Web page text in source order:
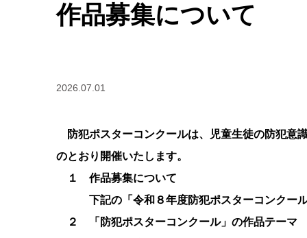
作品募集について
2026.07.01
防犯ポスターコンクールは、児童生徒の防犯意
のとおり開催いたします。
１ 作品募集について
下記の「令和８年度防犯ポスターコンクール
２ 「防犯ポスターコンクール」の作品テーマ